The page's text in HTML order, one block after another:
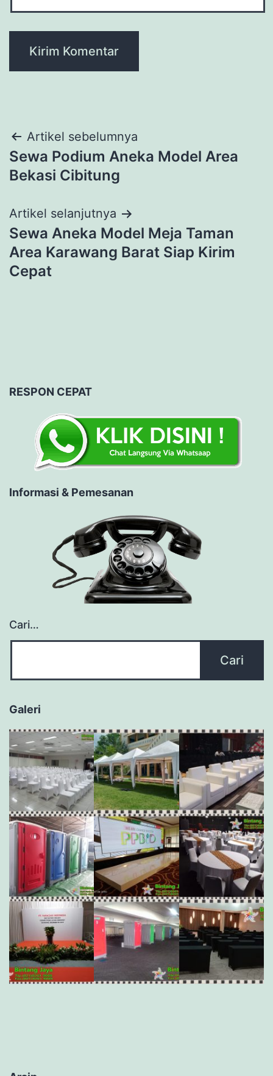
Navigasi
pos
Artikel sebelumnya
Sewa Podium Aneka Model Area
Bekasi Cibitung
Artikel selanjutnya
Sewa Aneka Model Meja Taman
Area Karawang Barat Siap Kirim
Cepat
RESPON CEPAT
Informasi & Pemesanan
Cari…
Galeri